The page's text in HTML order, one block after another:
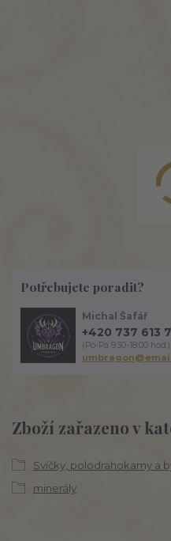
Zboží zařazeno v
Svíčky, polodrahokamy a
minerály
Potřebujete poradit?
Michal Šafář
+420 737 613
(Po-Pá 9:30-18:00 hod.)